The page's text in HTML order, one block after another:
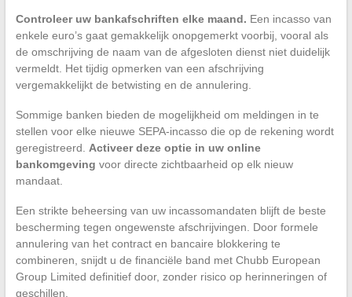
Controleer uw bankafschriften elke maand. Een incasso van
enkele euro’s gaat gemakkelijk onopgemerkt voorbij, vooral als
de omschrijving de naam van de afgesloten dienst niet duidelijk
vermeldt. Het tijdig opmerken van een afschrijving
vergemakkelijkt de betwisting en de annulering.
Sommige banken bieden de mogelijkheid om meldingen in te
stellen voor elke nieuwe SEPA-incasso die op de rekening wordt
geregistreerd. Activeer deze optie in uw online
bankomgeving voor directe zichtbaarheid op elk nieuw
mandaat.
Een strikte beheersing van uw incassomandaten blijft de beste
bescherming tegen ongewenste afschrijvingen. Door formele
annulering van het contract en bancaire blokkering te
combineren, snijdt u de financiële band met Chubb European
Group Limited definitief door, zonder risico op herinneringen of
geschillen.